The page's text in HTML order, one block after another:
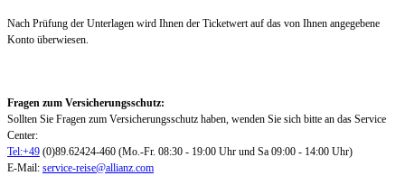
Nach Prüfung der Unterlagen wird Ihnen der Ticketwert auf das von Ihnen angegebene
Konto überwiesen.
Fragen zum Versicherungsschutz:
Sollten Sie Fragen zum Versicherungsschutz haben, wenden Sie sich bitte an das Service
Center:
Tel:+49 (0)89.62424-460 (Mo.-Fr. 08:30 - 19:00 Uhr und Sa 09:00 - 14:00 Uhr)
E-Mail: service-reise@allianz.com